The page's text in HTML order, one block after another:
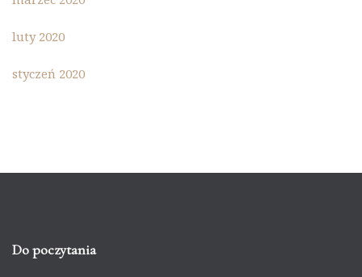
luty 2020
styczeń 2020
Do poczytania